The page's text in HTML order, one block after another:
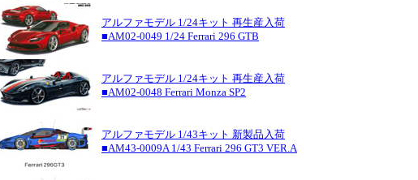
アルファモデル 1/24キット 再生産入荷
■AM02-0049 1/24 Ferrari 296 GTB
アルファモデル 1/24キット 再生産入荷
■AM02-0048 Ferrari Monza SP2
アルファモデル 1/43キット 新製品入荷
■AM43-0009A 1/43 Ferrari 296 GT3 VER.A